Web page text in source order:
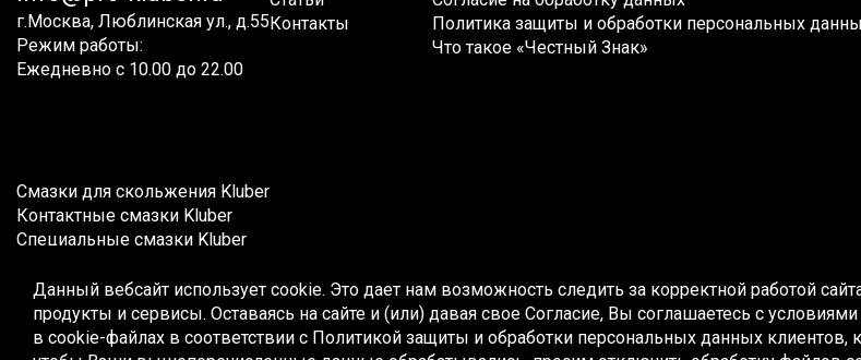
Данный вебсайт использует cookie. Это дает нам возможность следить за корректной работой
продукты и сервисы. Оставаясь на сайте и (или) давая свое Согласие, Вы соглашаетесь с
в cookie-файлах в соответствии с Политикой защиты и обработки персональных данных клиентов,
г.Москва, Люблинская ул., д.55
Режим работы:
Ежедневно с 10.00 до 22.00
Контакты
Политика защиты и обработки персональных
Что такое «Честный Знак»
Смазки для скольжения Kluber
Контактные смазки Kluber
Специальные смазки Kluber
Жидкие смазки Kluber
Редукторные масла Kluber
Компрессорные масла Kluber